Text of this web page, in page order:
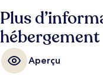
Plus
hébergement
Aperçu